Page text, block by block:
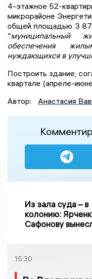
4-этажное 52-
микрорайоне
общей площадью 3
"муниципальный
обеспечения
нуждающихся в
Построить здание,
квартале (апреле-
Автор:
Анастасия
Из зала суда – в
колонию:
Сафонову
15:30